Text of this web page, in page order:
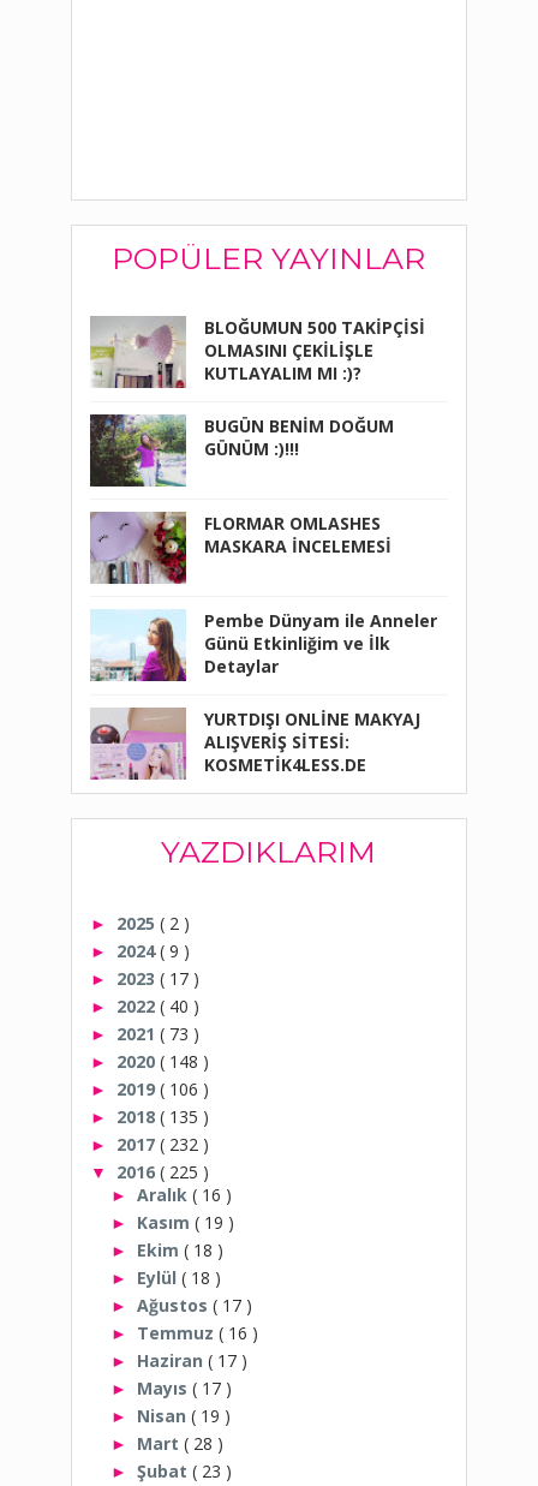
POPÜLER YAYINLAR
BLOĞUMUN 500 TAKİPÇİSİ
OLMASINI ÇEKİLİŞLE
KUTLAYALIM MI :)?
BUGÜN BENİM DOĞUM
GÜNÜM :)!!!
FLORMAR OMLASHES
MASKARA İNCELEMESİ
Pembe Dünyam ile Anneler
Günü Etkinliğim ve İlk
Detaylar
YURTDIŞI ONLİNE MAKYAJ
ALIŞVERİŞ SİTESİ:
KOSMETİK4LESS.DE
YAZDIKLARIM
► 2025 ( 2 )
► 2024( 9 )
► 2023 ( 17 )
► 2022 ( 40 )
► 2021 ( 73 )
► 2020 ( 148 )
► 2019 ( 106 )
► 2018 ( 135 )
► 2017 ( 232 )
▼ 2016 ( 225 )
► Aralık ( 16 )
► Kasım ( 19 )
► Ekim ( 18 )
► Eylül ( 18 )
► Ağustos ( 17 )
► Temmuz ( 16 )
► Haziran ( 17 )
► Mayıs ( 17 )
► Nisan ( 19 )
► Mart ( 28 )
► Şubat ( 23 )